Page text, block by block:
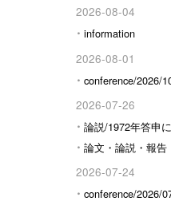
2026-08-04
information
2026-08-01
conference/2026/
予定の方へ
2026-07-26
論説/1972年答申
ン行政の転換と新し
論文・論説・報告
2026-07-24
conference/2026/